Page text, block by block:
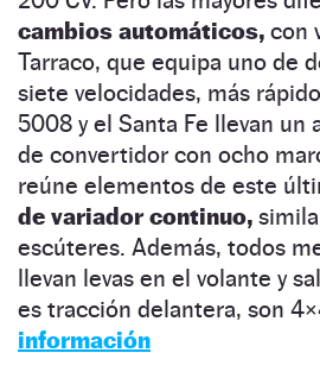
cambios automáticos, con
Tarraco, que equipa uno de
siete velocidades, más
5008 y el Santa Fe llevan un
de convertidor con ocho
reúne elementos de este
de variador continuo,
escúteres. Además, todos
llevan levas en el volante y
es tracción delantera, son
información